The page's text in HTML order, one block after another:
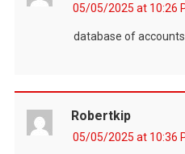
05/05/2025 at 10:26
database of
Robertkip
05/05/2025 at 10:36